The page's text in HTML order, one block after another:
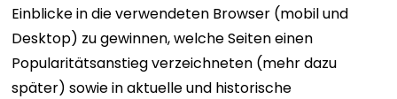
Einblicke in die verwendeten Browser (mobil und
Desktop) zu gewinnen, welche Seiten einen
Popularitätsanstieg verzeichneten (mehr dazu
später) sowie in aktuelle und historische